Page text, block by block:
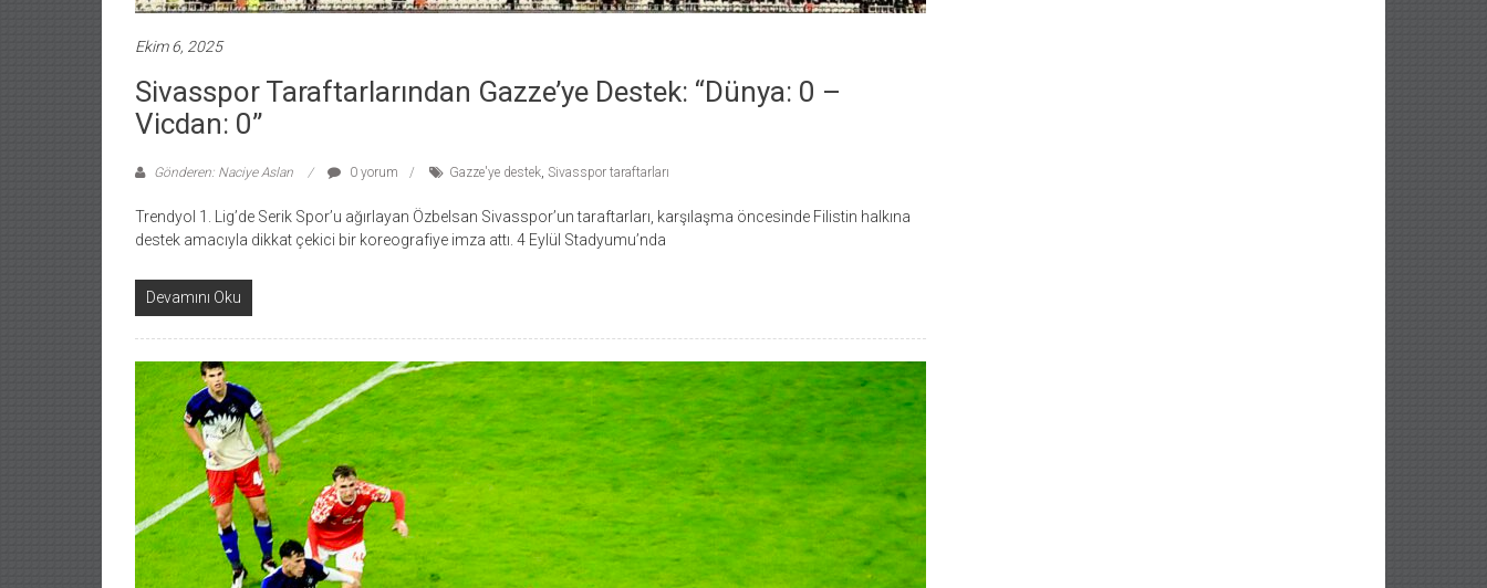
Ekim 6, 2025
Sivasspor Taraftarlarından Gazze’ye Destek: “Dünya: 0 –
Vicdan: 0”
Gönderen: Naciye Aslan 0 yorum Gazze'ye destek, Sivasspor taraftarları
Trendyol 1. Lig’de Serik Spor’u ağırlayan Özbelsan Sivasspor’un taraftarları, karşılaşma öncesinde Filistin halkına
destek amacıyla dikkat çekici bir koreografiye imza attı. 4 Eylül Stadyumu’nda
Devamını Oku